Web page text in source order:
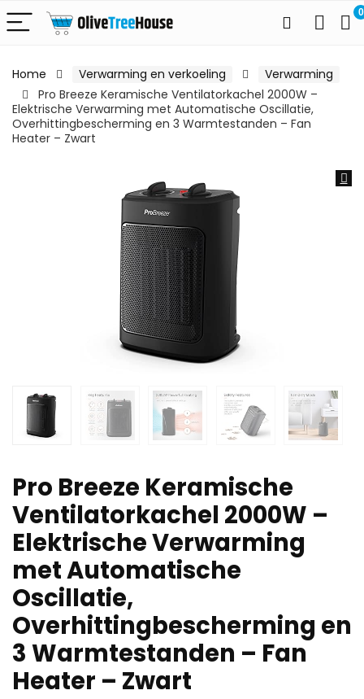
0
Home Verwarming en verkoeling
Verwarming
Pro Breeze Keramische Ventilatorkachel 2000W –
Elektrische Verwarming met Automatische Oscillatie,
Overhittingbescherming en 3 Warmtestanden – Fan
Heater – Zwart
Pro Breeze Keramische
Ventilatorkachel 2000W –
Elektrische Verwarming
met Automatische
Oscillatie,
Overhittingbescherming en
3 Warmtestanden – Fan
Heater – Zwart